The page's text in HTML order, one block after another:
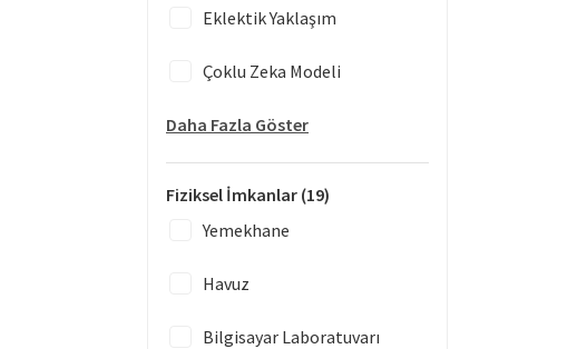
Eklektik Yaklaşım
Çoklu Zeka Modeli
Daha Fazla Göster
Fiziksel İmkanlar (19)
Yemekhane
Havuz
Bilgisayar Laboratuvarı